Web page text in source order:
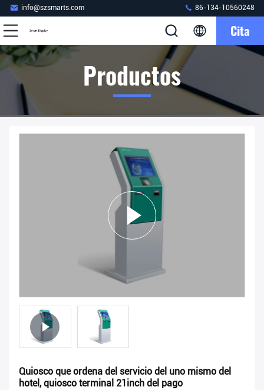
info@szsmarts.com 86-134-10560248
Cita
Productos
Quiosco que ordena del servicio del uno mismo del
hotel, quiosco terminal 21inch del pago